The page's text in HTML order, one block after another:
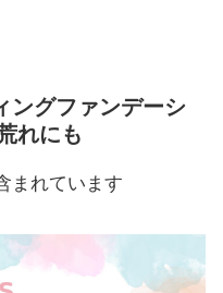
ングファンデーシ
れにも
まれています